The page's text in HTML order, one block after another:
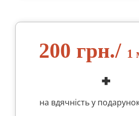
200 грн./ 1
на вдячність у